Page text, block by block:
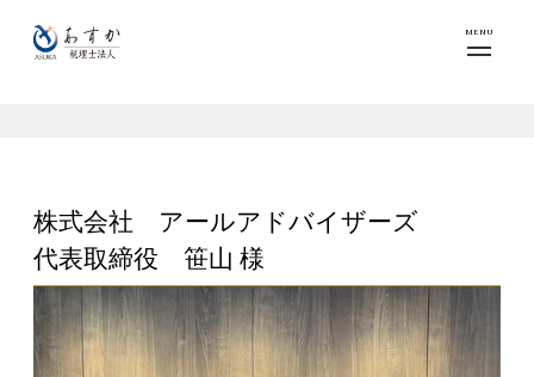
MENU
株式会社 アールアドバイザーズ
代表取締役 笹山 様